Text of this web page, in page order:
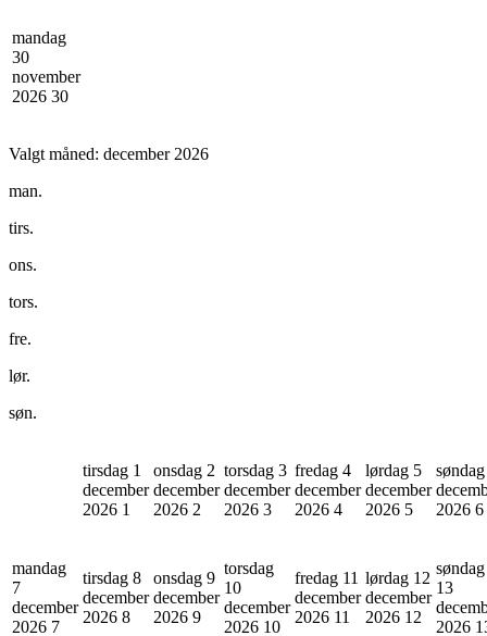
mandag
30
november
2026 30
Valgt måned: december 2026
man.
tirs.
ons.
tors.
fre.
lør.
søn.
tirsdag 1
december
2026 1
onsdag 2
december
2026 2
torsdag 3
december
2026 3
fredag 4
december
2026 4
lørdag 5
december
2026 5
2026 6
mandag
7
december
2026 7
tirsdag 8
december
2026 8
onsdag 9
december
2026 9
torsdag
10
december
2026 10
fredag 11
december
2026 11
lørdag 12
december
2026 12
søndag
13
2026